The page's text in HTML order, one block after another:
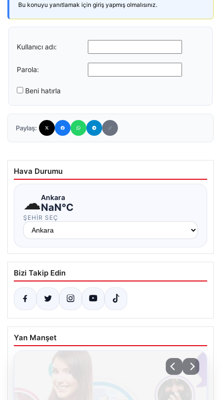
Bu konuyu yanıtlamak için giriş yapmış olmalısınız.
Kullanıcı adı:
Parola:
Beni hatırla
Paylaş:
Hava Durumu
☁Ankara
NaN°C
ŞEHIR SEÇ
Bizi Takip Edin
Yan Manşet